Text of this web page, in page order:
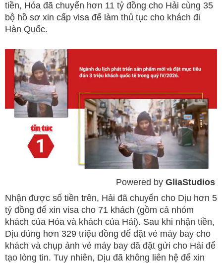
tiền, Hóa đã chuyển hơn 11 tỷ đồng cho Hải cùng 35
bộ hồ sơ xin cấp visa để làm thủ tục cho khách đi
Hàn Quốc.
Powered by GliaStudios
Nhận được số tiền trên, Hải đã chuyển cho Dịu hơn 5
tỷ đồng để xin visa cho 71 khách (gồm cả nhóm
khách của Hóa và khách của Hải). Sau khi nhận tiền,
Dịu dùng hơn 329 triệu đồng để đặt vé máy bay cho
khách và chụp ảnh vé máy bay đã đặt gửi cho Hải để
tạo lòng tin. Tuy nhiên, Dịu đã không liên hệ để xin